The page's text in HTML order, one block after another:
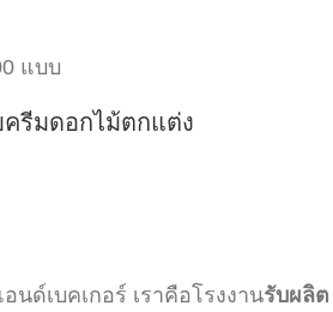
แบบ
รีมดอกไม้ตกแต่ง
นด์เบคเกอร์ เราคือโรงงานรับผลิต